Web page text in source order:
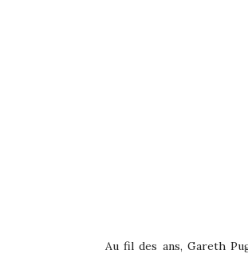
Au fil des ans, Gareth